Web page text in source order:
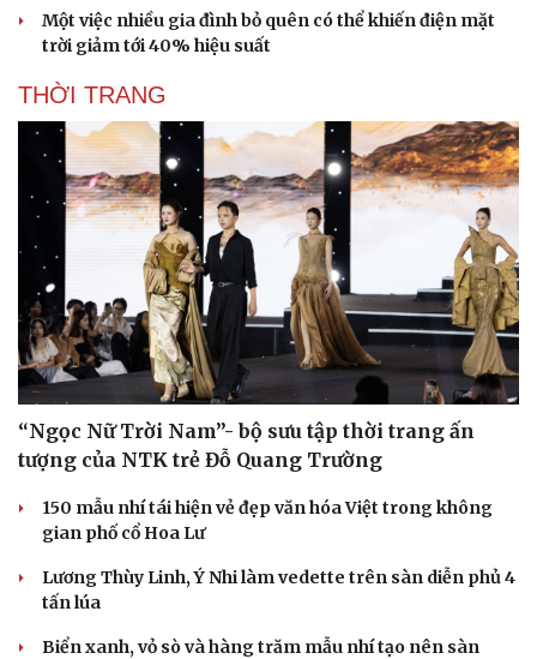
Du lịch
Podcast
Một việc nhiều gia đình bỏ quên có thể khiến điện mặt
trời giảm tới 40% hiệu suất
THỜI TRANG
“Ngọc Nữ Trời Nam”- bộ sưu tập thời trang ấn
tượng của NTK trẻ Đỗ Quang Trường
150 mẫu nhí tái hiện vẻ đẹp văn hóa Việt trong không
gian phố cổ Hoa Lư
Lương Thùy Linh, Ý Nhi làm vedette trên sàn diễn phủ 4
tấn lúa
Biển xanh, vỏ sò và hàng trăm mẫu nhí tạo nên sàn